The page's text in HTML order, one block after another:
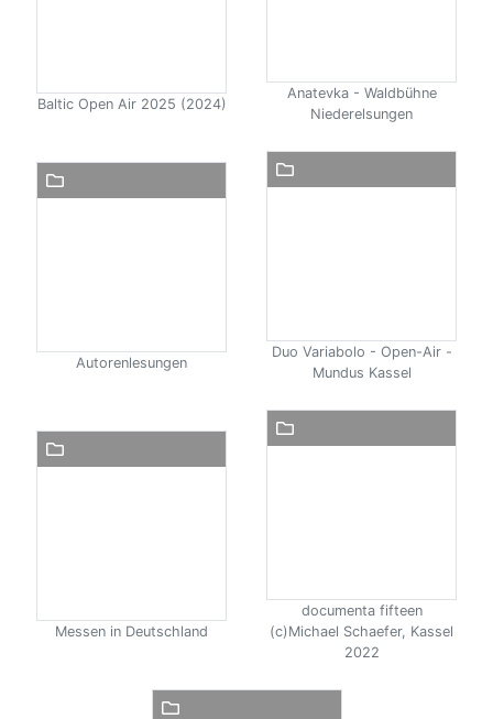
Baltic Open Air 2025 (2024)
Anatevka - Waldbühne
Niederelsungen
Autorenlesungen
Duo Variabolo - Open-Air -
Mundus Kassel
Messen in Deutschland
documenta fifteen
(c)Michael Schaefer, Kassel
2022